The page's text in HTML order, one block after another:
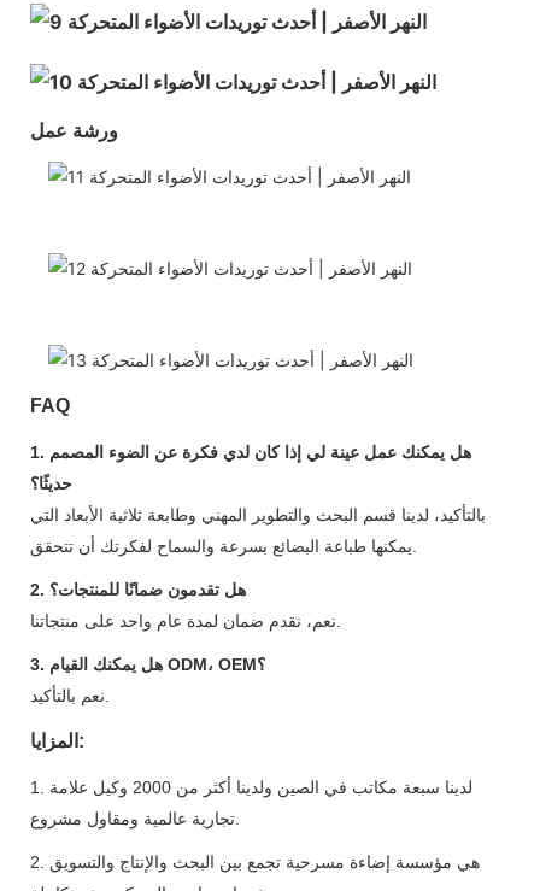
FAQ
1. هل يمكنك عمل عينة لي إذا كان لدي فكرة عن الضوء المصمم
حديثًا؟
بالتأكيد، لدينا قسم البحث والتطوير المهني وطابعة ثلاثية الأبعاد التي
2. هل تقدمون ضمانًا للمنتجات؟
3. هل يمكنك القيام ODM، OEM؟
المزايا:
1. لدينا سبعة مكاتب في الصين ولدينا أكثر من 2000 وكيل علامة
2. هي مؤسسة إضاءة مسرحية تجمع بين البحث والإنتاج والتسويق